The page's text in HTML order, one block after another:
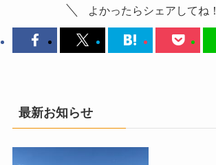
よかったらシェアしてね！
最新お知らせ